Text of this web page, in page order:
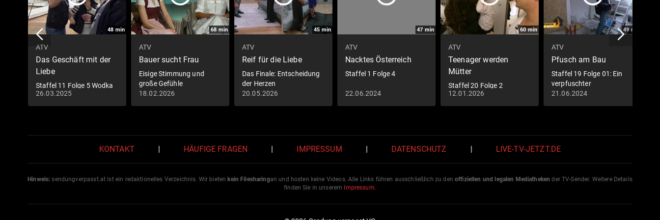
48 min
ATV
Das Geschäft mit der
Liebe
Staffel 11 Folge 5 Wodka
Exzesse
26.03.2025
68 min
ATV
Bauer sucht Frau
Eisige Stimmung und
große Gefühle
18.02.2026
45 min
ATV
Reif für die Liebe
Das Finale: Entscheidung
der Herzen
20.05.2026
47 min
ATV
Nacktes Österreich
Staffel 1 Folge 4
22.06.2024
60min
ATV
Teenager werden
Mütter
Staffel 20 Folge 2
Turbulente Zeiten
12.01.2026
49min
ATV
Pfusch am Bau
Staffel 19 Folge 01: Ein
verpfuschter
Dachbodenausbau
21.06.2024
KONTAKT HÄUFIGE FRAGEN IMPRESSUM DATENSCHUTZ LIVE-TV-JETZT.DE
Hinweis: sendungverpasst.at ist ein redaktionelles Verzeichnis. Wir bieten kein Filesharingan und hosten keine Videos. Alle Links führen ausschließlich zu den offiziellen und legalen Mediatheken der TV-Sender. Weitere Details
finden Sie in unserem Impressum.